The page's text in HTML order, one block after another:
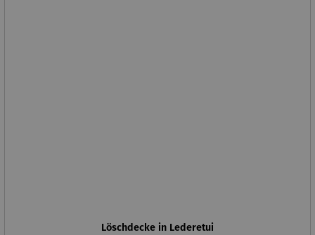
Löschdecke in Lederetui